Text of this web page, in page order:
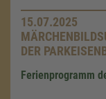
15.07.2025
DER
Ferienprogramm